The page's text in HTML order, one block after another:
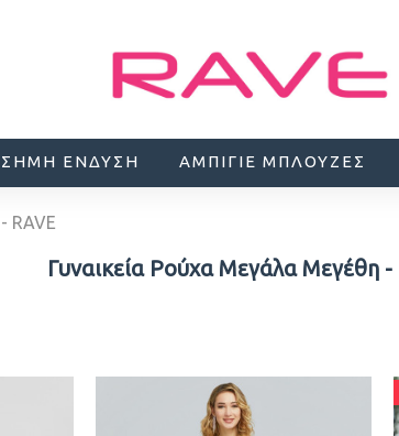
ΈΝΔΥΣΗ ΑΜΠΙΓΙΈ ΜΠΛΟΎΖΕΣ
RAVE
Γυναικεία Ρούχα Μεγάλα Μεγέθη -